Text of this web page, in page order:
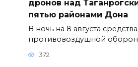
дронов над
пятью районами Дона
В ночь на 8 августа средства
противовоздушной
372